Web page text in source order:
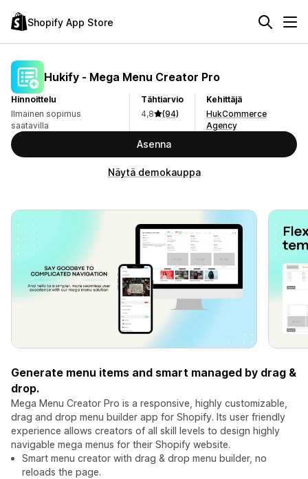
Shopify App Store
Hukify ‑ Mega Menu Creator Pro
Hinnoittelu
Ilmainen sopimus
saatavilla
Tähtiarvio
4,8
(94)
Kehittäjä
HukCommerce
Agency
Asenna
Näytä demokauppa
Generate menu items and smart managed by drag &
drop.
Mega Menu Creator Pro is a responsive, highly customizable,
drag and drop menu builder app for Shopify. Its user friendly
experience allows creators of all skill levels to design highly
navigable mega menus for their Shopify website.
Smart menu creator with drag & drop menu builder, no
reloads the page.